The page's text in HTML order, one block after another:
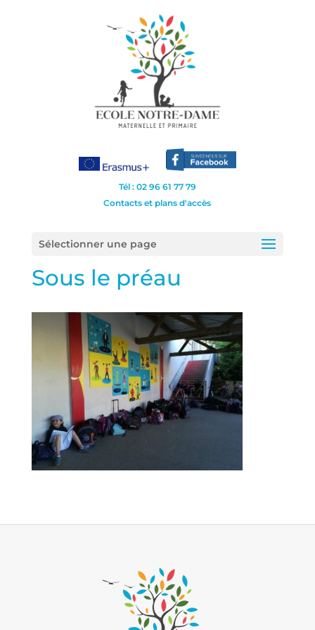
Tél : 02 96 61 77 79
Contacts et plans d'accès
Sélectionner une page
Sous le préau